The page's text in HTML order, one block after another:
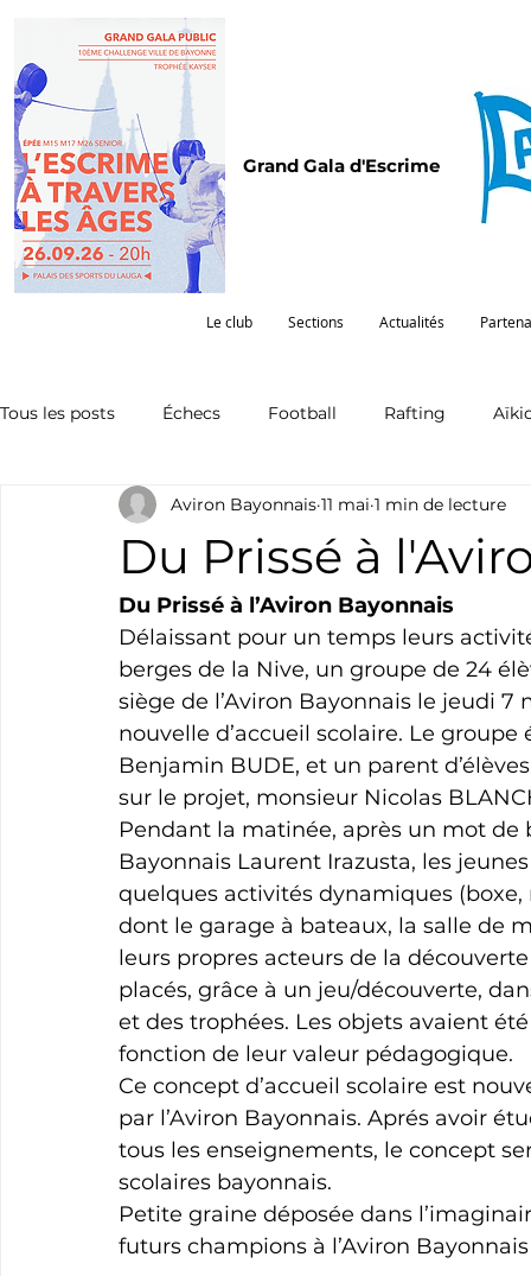
Grand Gala d'Escrime
Le club Sections Actualités
Tous les posts Échecs Football Rafting
Omnisports Partenariat Pelote Pentathlon
Natation Tennis Triathlon
Cyclotourisme Surf Basket
Du Prissé à
Aviron Bayonnais 11 mai 1 min de lecture
Du Prissé à l’Aviron Bayonnais
Délaissant pour un temps leurs
berges de la Nive, un groupe de 24
siège de l’Aviron Bayonnais le jeudi
nouvelle d’accueil scolaire. Le
Benjamin BUDE, et un parent
sur le projet, monsieur Nicolas
Pendant la matinée, après un mot
Bayonnais Laurent Irazusta, les
quelques activités dynamiques
dont le garage à bateaux, la salle de
leurs propres acteurs de la
placés, grâce à un jeu/découverte,
et des trophées. Les objets avaient
fonction de leur valeur pédagogique.
Ce concept d’accueil scolaire est
par l’Aviron Bayonnais. Aprés avoir
tous les enseignements, le concept
scolaires bayonnais.
Petite graine déposée dans
futurs champions à l’Aviron